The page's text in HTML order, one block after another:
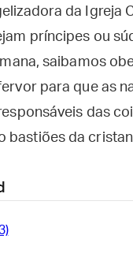
da Igreja
príncipes ou
saibamos
para que as
das
bastiões da